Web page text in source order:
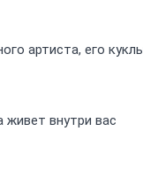
артиста, его
внутри вас